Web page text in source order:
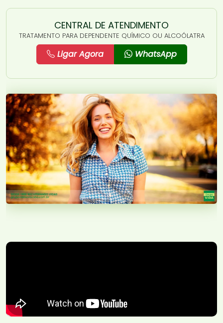
CENTRAL DE ATENDIMENTO
TRATAMENTO PARA DEPENDENTE QUÍMICO OU ALCOÓLATRA
Ligar Agora WhatsApp